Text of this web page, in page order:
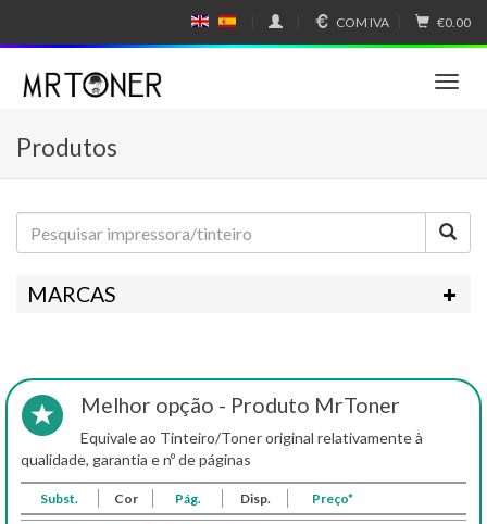
N
SP
COM IVA €0.00
T
n
a
v
g
Produtos
MARCAS
Melhor opção - Produto MrToner
Equivale ao Tinteiro/Toner original relativamente à
qualidade, garantia e nº de páginas
Subst. Cor Pág. Disp. Preço*